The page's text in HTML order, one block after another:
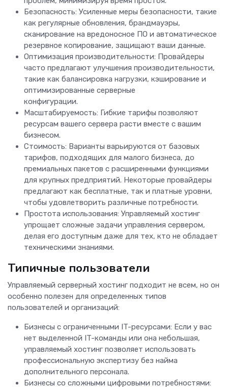
Безопасность: Усиленные меры безопасности, такие
как регулярные обновления, брандмауэры,
сканирование на вредоносное ПО и автоматическое
резервное копирование, защищают ваши данные.
Оптимизация производительности: Провайдеры
часто предлагают улучшения производительности,
такие как балансировка нагрузки, кэширование и
оптимизированные серверные
конфигурации.
Масштабируемость: Гибкие тарифы позволяют
ресурсам вашего сервера расти вместе с вашим
бизнесом.
Стоимость: Варианты варьируются от базовых
тарифов, подходящих для малого бизнеса, до
премиальных пакетов с расширенными функциями
для крупных предприятий. Некоторые провайдеры
предлагают как бесплатные, так и платные уровни,
чтобы удовлетворить различные потребности.
Простота использования: Управляемый хостинг
упрощает сложные задачи управления сервером,
делая его доступным даже для тех, кто не обладает
техническими знаниями.
Типичные пользователи
Управляемый серверный хостинг подходит не всем, но он
особенно полезен для определенных типов
пользователей и организаций:
Бизнесы с ограниченными IT-ресурсами: Если у вас
нет выделенной IT-команды или она небольшая,
управляемый хостинг позволяет использовать
профессиональную экспертизу без найма
дополнительного персонала.
Бизнесы со сложными цифровыми потребностями: